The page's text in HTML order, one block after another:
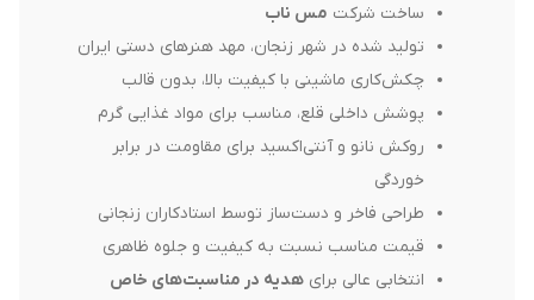
ساخت شرکت مس ناب
تولید شده در شهر زنجان، مهد هنرهای دستی ایران
چکش‌کاری ماشینی با کیفیت بالا، بدون قالب
پوشش داخلی قلع، مناسب برای مواد غذایی گرم
روکش نانو و آنتی‌اکسید برای مقاومت در برابر
خوردگی
طراحی فاخر و دست‌ساز توسط استادکاران زنجانی
قیمت مناسب نسبت به کیفیت و جلوه ظاهری
انتخابی عالی برای هدیه در مناسبت‌های خاص